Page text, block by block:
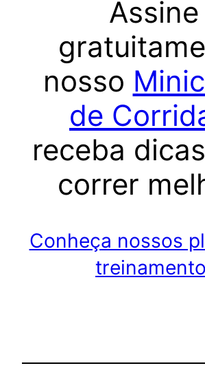
Assine
nosso
de
receba
correr
Conheça nossos